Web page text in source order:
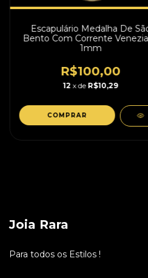
Escapulário Medalha De
Bento Com Corrente
1mm
R$100,00
12 x de R$10,29
COMPRAR
Joia Rara
Para todos os Estilos !